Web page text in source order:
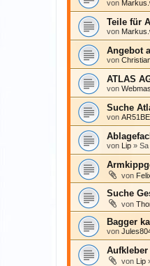
von
Teile für
von
Angebot
von
ATLAS
von
Suche
von AR51BE
von Lip » Sa
von
Suche
von
Bagger
von
Aufkleber
von Lip